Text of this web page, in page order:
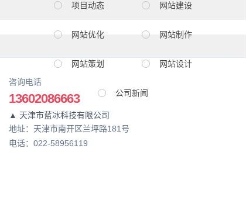
项目动态 网站建设
网站优化 网站制作
网站策划 网站设计
公司新闻
咨询电话
13602086663
▲ 天津市蓝冰科技有限公司
地址：天津市南开区兰坪路181号
电话：022-58956119